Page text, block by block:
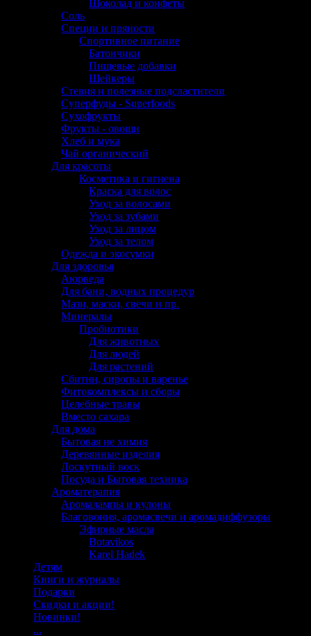
Шоколад и конфеты
Соль
Специи и пряности
Спортивное питание
Батончики
Пищевые добавки
Шейкеры
Стевия и полезные подсластители
Суперфуды - Superfoods
Сухофрукты
Фрукты - овощи
Хлеб и мука
Чай органический
Для красоты
Косметика и гигиена
Краска для волос
Уход за волосами
Уход за зубами
Уход за лицом
Уход за телом
Одежда и экосумки
Для здоровья
Аюрведа
Для бани, водных процедур
Мази, маски, свечи и пр.
Минералы
Пробиотики
Для животных
Для людей
Для растений
Сбитни, сиропы и варенье
Фитокомплексы и сборы
Целебные травы
Вместо сахара
Для дома
Бытовая не химия
Деревянные изделия
Лоскутный воск
Посуда и Бытовая техника
Ароматерапия
Аромалампы и кулоны
Благовония, аромасвечи и аромадиффузоры
Эфирные масла
Botavikos
Karel Hadek
Детям
Книги и журналы
Подарки
Скидки и акции!
Новинки!
...